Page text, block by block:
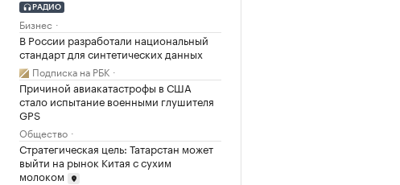
РАДИО
Бизнес
В России разработали национальный
стандарт для синтетических данных
Подписка на РБК
Причиной авиакатастрофы в США
стало испытание военными глушителя
GPS
Общество
Стратегическая цель: Татарстан может
выйти на рынок Китая с сухим
молоком